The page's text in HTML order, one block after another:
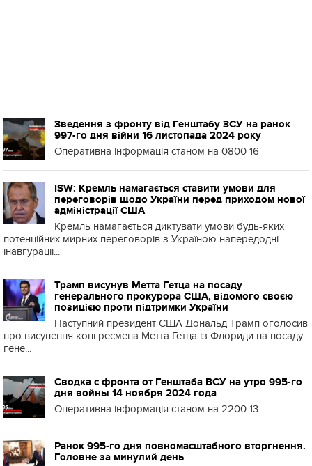
Зведення з фронту від Генштабу ЗСУ на ранок
997-го дня війни 16 листопада 2024 року
Оперативна інформація станом на 0800 16
ISW: Кремль намагається ставити умови для
переговорів щодо України перед приходом нової
адміністрації США
Кремль намагається диктувати умови будь-яких
потенційних мирних переговорів з Україною напередодні
інавгурації...
Трамп висунув Метта Гетца на посаду
генерального прокурора США, відомого своєю
позицією проти підтримки України
Наступний президент США Дональд Трамп оголосив
про висунення конгресмена Метта Гетца із Флориди на посаду
гене...
Сводка с фронта от Генштаба ВСУ на утро 995-го
дня войны 14 ноября 2024 года
Оперативна інформація станом на 2200 13
Ранок 995-го дня повномасштабного вторгнення.
Головне за минулий день